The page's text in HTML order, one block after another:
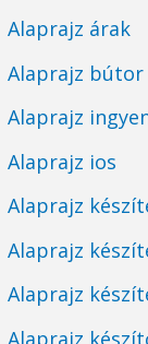
Alaprajz árak
Alaprajz bútor
Alaprajz
Alaprajz ios
Alaprajz
Alaprajz
Alaprajz
Alaprajz